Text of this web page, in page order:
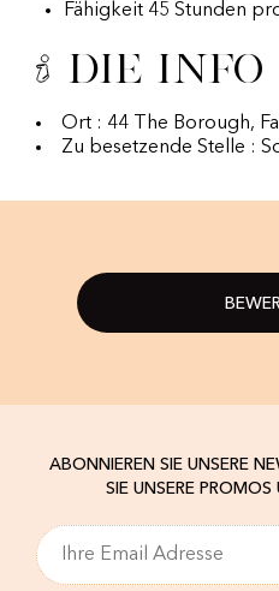
Fähigkeit 45 Stunden
Die Info
Ort : 44 The Borough,
Zu besetzende Stelle :
ABONNIEREN SIE UNSERE
SIE UNSERE